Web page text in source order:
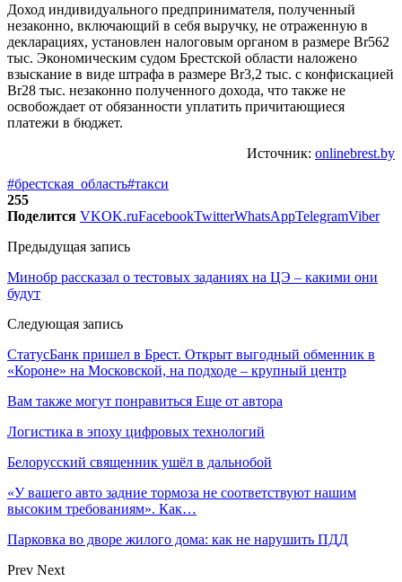
Доход индивидуального предпринимателя, полученный
незаконно, включающий в себя выручку, не отраженную в
декларациях, установлен налоговым органом в размере Br562
тыс. Экономическим судом Брестской области наложено
взыскание в виде штрафа в размере Br3,2 тыс. с конфискацией
Br28 тыс. незаконно полученного дохода, что также не
освобождает от обязанности уплатить причитающиеся
платежи в бюджет.
Источник: onlinebrest.by
#брестская_область#такси
255
Поделится VKOK.ruFacebookTwitterWhatsAppTelegramViber
Предыдущая запись
Минобр рассказал о тестовых заданиях на ЦЭ – какими они
будут
Следующая запись
СтатусБанк пришел в Брест. Открыт выгодный обменник в
«Короне» на Московской, на подходе – крупный центр
Вам также могут понравиться Еще от автора
Логистика в эпоху цифровых технологий
Белорусский священник ушёл в дальнобой
«У вашего авто задние тормоза не соответствуют нашим
высоким требованиям». Как…
Парковка во дворе жилого дома: как не нарушить ПДД
Prev Next